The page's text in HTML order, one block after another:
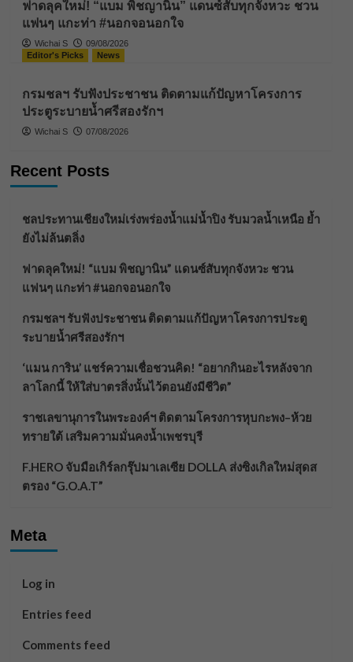
ฟาดลุคใหม่! “แบม พิชญานิน” แดนซ์สับทุกจังหวะ ชวน
แฟนๆ แกะท่า #นอกจอนอกใจ
Wichai S
09/08/2026
Editor's Picks
News
กรมชลฯ รับฟังประชาชน ติดตามแก้ปัญหาโครงการ
ประตูระบายน้ำศรีสองรักฯ
Wichai S 07/08/2026
Recent Posts
ชลประทานเชียงใหม่เร่งพร่องน้ำแม่น้ำปิง รับมวลน้ำเหนือ ย้ำ
ยังไม่ล้นตลิ่ง
ฟาดลุคใหม่! “แบม พิชญานิน” แดนซ์สับทุกจังหวะ ชวน
แฟนๆ แกะท่า #นอกจอนอกใจ
กรมชลฯ รับฟังประชาชน ติดตามแก้ปัญหาโครงการประตู
ระบายน้ำศรีสองรักฯ
‘แมน การิน’ แชร์ความเชื่อชวนคิด! “อยากกินอะไรหลังจาก
ลาโลกนี้ ให้ใส่บาตรสิ่งนั้นไว้ตอนยังมีชีวิต”
ราชเลขานุการในพระองค์ฯ ติดตามโครงการหุบกะพง–ห้วย
ทรายใต้ เสริมความมั่นคงน้ำเพชรบุรี
F.HERO จับมือเกิร์ลกรุ๊ปมาเลเซีย DOLLA ส่งซิงเกิลใหม่สุดส
ตรอง “G.O.A.T”
Meta
Log in
Entries feed
Comments feed